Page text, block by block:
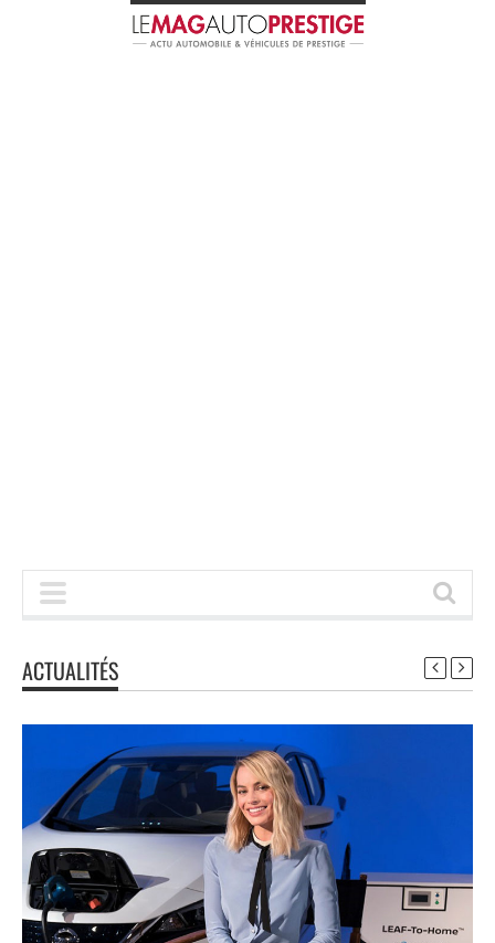
ACTUALITÉS